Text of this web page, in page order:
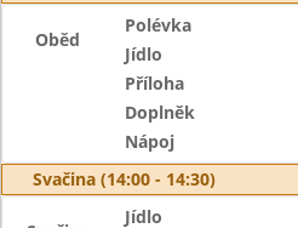
Oběd
Polévka
Jídlo
Příloha
Doplněk
Nápoj
Svačina (14:00 - 14:30)
Jídlo